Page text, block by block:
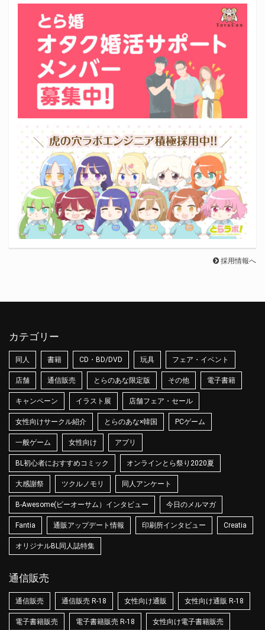
採用情報へ
カテゴリー
同人 書籍 CD・BD/DVD 玩具 フェア・イベント
店舗 通信販売 とらのあな限定版 その他 電子書籍
キャンペーン イラスト展 店舗フェア・セール
女性向けサークル紹介 とらのあな×韓国 PCゲーム
一般ゲーム 女性向け アプリ
BL初心者におすすめコミック オンラインとら祭り2020夏
大感謝祭 ツクルノモリ 同人アンケート
B-Awesome(ビーオーサム）インタビュー 今日のメルマガ
Fantia 通販アップデート情報 印刷所インタビュー Creatia
オリジナルBL同人誌特集
通信販売
通信販売 通信販売 R-18 女性向け通販 女性向け通販 R-18
電子書籍販売 電子書籍販売 R-18 女性向け電子書籍販売